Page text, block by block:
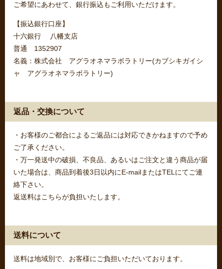
ご希望にあわせて、銀行振込もご利用いただけます。
【振込銀行口座】
十六銀行 八幡支店
普通 1352907
名義：株式会社 アグラオネマラボラトリー(カブシキガイシ
ャ アグラオネマラボラトリー)
返品・交換について
・お客様のご都合によるご返品には対応できかねますので予め
ご了承ください。
・万一発送中の破損、不良品、あるいはご注文と違う商品が届
いた場合は、商品到着後3日以内にE-mailまたはTELにてご連
絡下さい。
返送料はこちらが負担いたします。
送料について
送料は地域別で、お客様にご負担いただいております。